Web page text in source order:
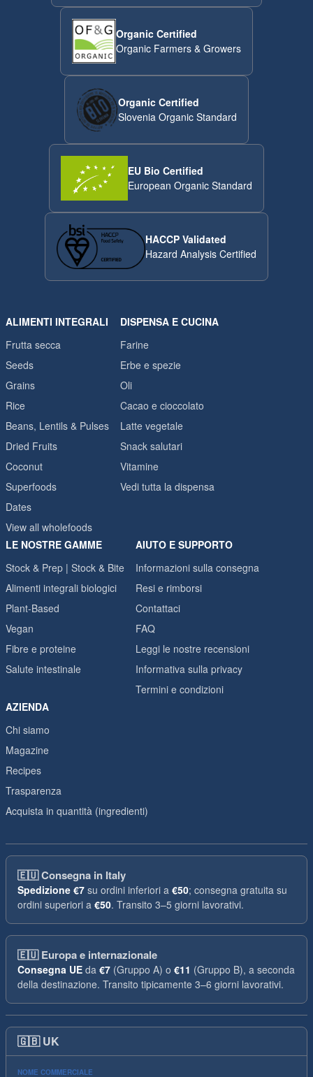
Organic Certified
Organic Farmers & Growers
Organic Certified
Slovenia Organic Standard
EU Bio Certified
European Organic Standard
HACCP Validated
Hazard Analysis Certified
ALIMENTI INTEGRALI
Frutta secca
Seeds
Grains
Rice
Beans, Lentils & Pulses
Dried Fruits
Coconut
Superfoods
Dates
View all wholefoods
DISPENSA E CUCINA
Farine
Erbe e spezie
Oli
Cacao e cioccolato
Latte vegetale
Snack salutari
Vitamine
Vedi tutta la dispensa
LE NOSTRE GAMME
Stock & Prep | Stock & Bite
Alimenti integrali biologici
Plant-Based
Vegan
Fibre e proteine
Salute intestinale
AIUTO E SUPPORTO
Informazioni sulla consegna
Resi e rimborsi
Contattaci
FAQ
Leggi le nostre recensioni
Informativa sulla privacy
Termini e condizioni
AZIENDA
Chi siamo
Magazine
Recipes
Trasparenza
Acquista in quantità (ingredienti)
🇪🇺Consegna in Italy
Spedizione €7 su ordini inferiori a €50; consegna gratuita su
ordini superiori a €50. Transito 3–5 giorni lavorativi.
🇪🇺Europa e internazionale
Consegna UE da €7 (Gruppo A) o €11 (Gruppo B), a seconda
della destinazione. Transito tipicamente 3–6 giorni lavorativi.
🇬🇧 UK
NOME COMMERCIALE